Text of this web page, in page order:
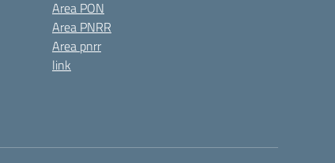
Area PON
Area PNRR
Area pnrr
link